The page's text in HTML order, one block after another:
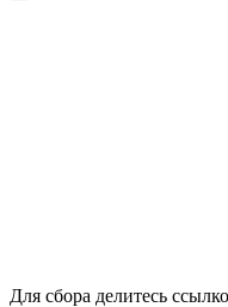
Для сбора делитесь